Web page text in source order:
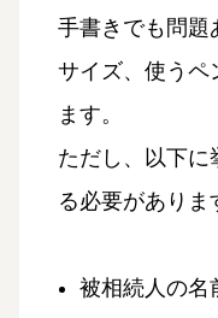
手書きでも問題
サイズ、使うペ
ます。
ただし、以下に
る必要がありま
被相続人の名